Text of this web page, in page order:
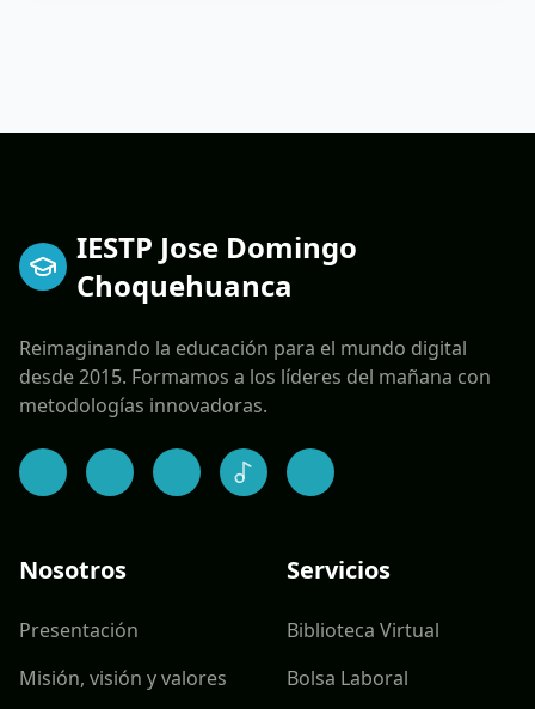
IESTP Jose Domingo
Choquehuanca
Reimaginando la educación para el mundo digital
desde 2015. Formamos a los líderes del mañana con
metodologías innovadoras.
Nosotros
Presentación
Misión, visión y valores
Servicios
Biblioteca Virtual
Bolsa Laboral